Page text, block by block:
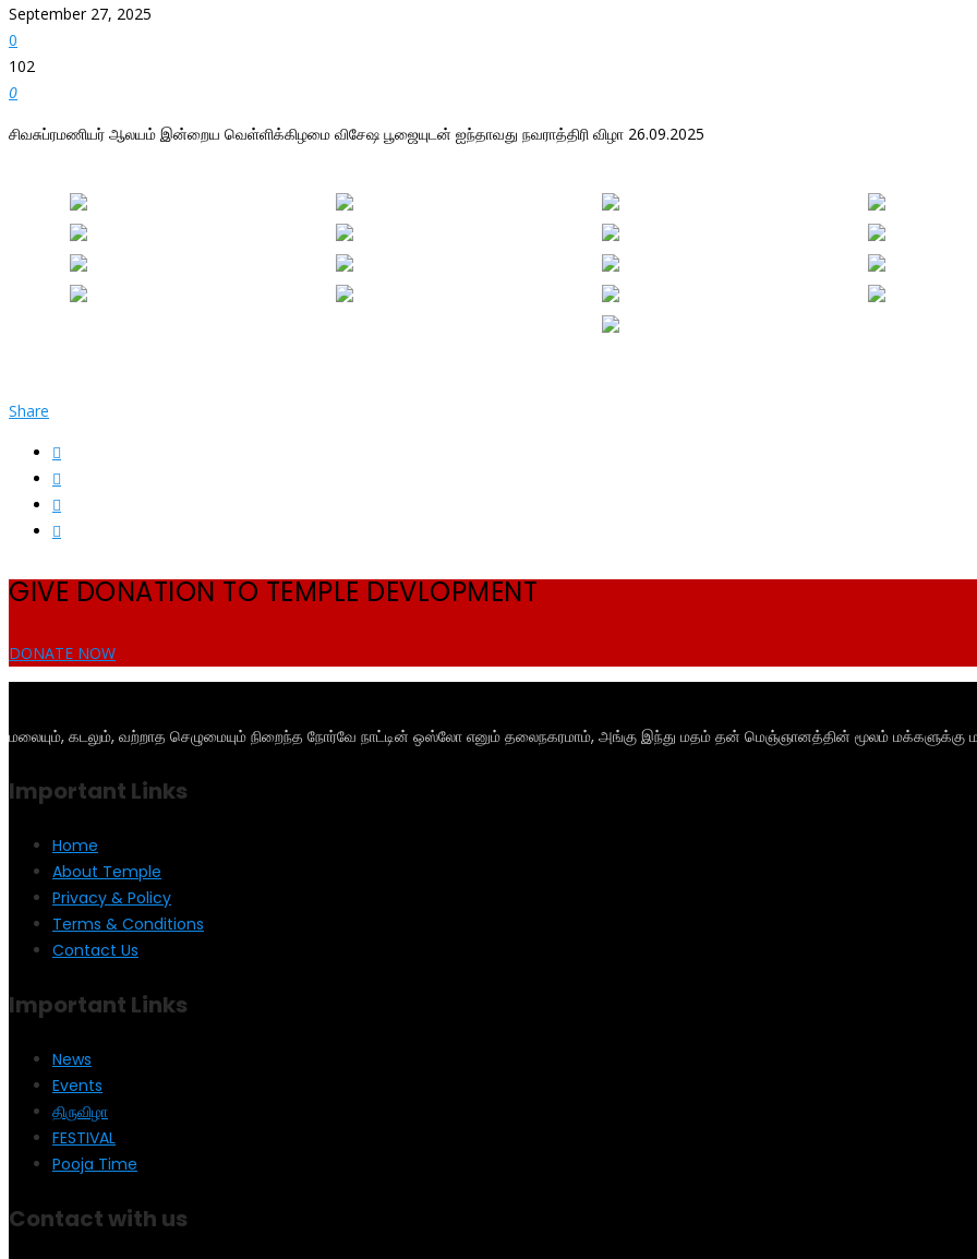
September 27, 2025
0
102
0
சிவசுப்ரமணியர் ஆலயம் இன்றைய வெள்ளிக்கிழமை விசேஷ பூஜையுடன் ஐந்தாவது நவராத்திரி விழா 26.09.2025
Share
GIVE DONATION TO TEMPLE DEVLOPMENT
DONATE NOW
மலையும், கடலும், வற்றாத செழுமையும் நிறைந்த நோர்வே நாட்டின் ஒஸ்லோ எனும் தலைநகரமாம், அங்கு இந்து மதம் தன் மெஞ்ஞானத்தின் மூலம் மக்களுக்கு
Important Links
Home
About Temple
Privacy & Policy
Terms & Conditions
Contact Us
Important Links
News
Events
திருவிழா
FESTIVAL
Pooja Time
Contact with us